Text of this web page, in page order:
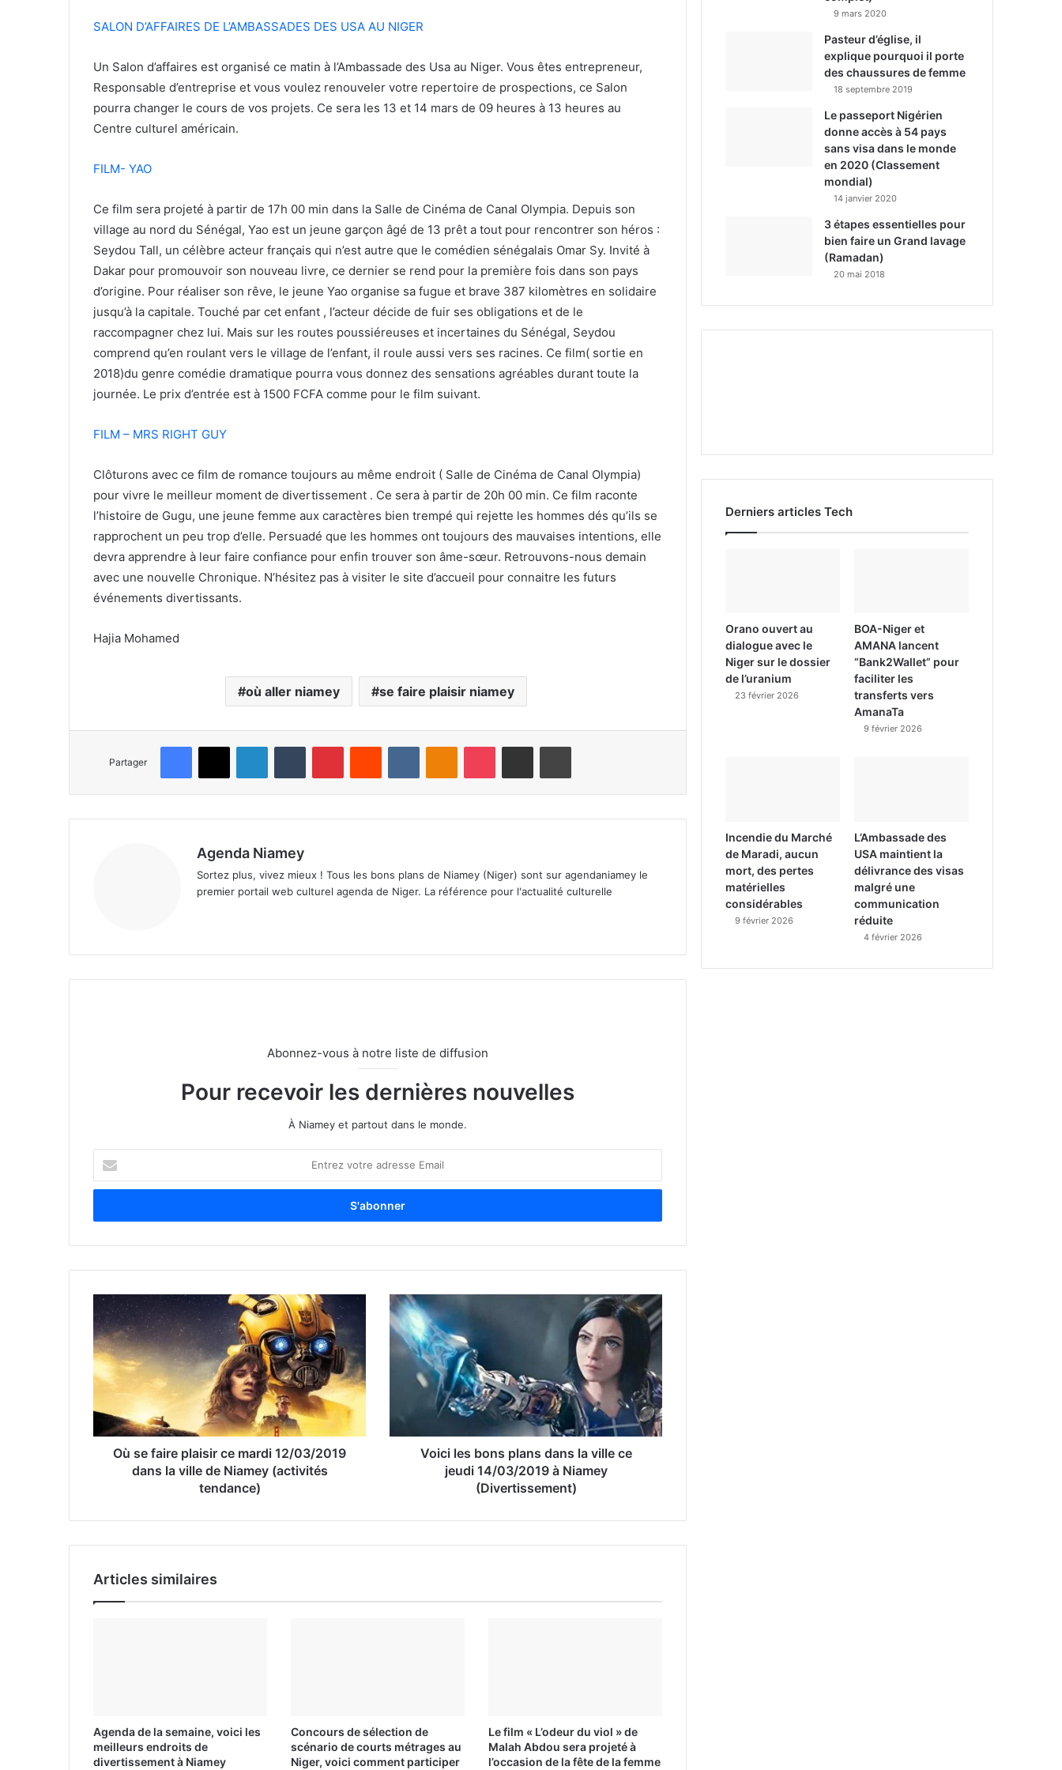
SALON D’AFFAIRES DE L’AMBASSADES DES USA AU NIGER
Un Salon d’affaires est organisé ce matin à l’Ambassade des Usa au Niger. Vous êtes entrepreneur,
Responsable d’entreprise et vous voulez renouveler votre repertoire de prospections, ce Salon
pourra changer le cours de vos projets. Ce sera les 13 et 14 mars de 09 heures à 13 heures au
Centre culturel américain.
FILM- YAO
Ce film sera projeté à partir de 17h 00 min dans la Salle de Cinéma de Canal Olympia. Depuis son
village au nord du Sénégal, Yao est un jeune garçon âgé de 13 prêt a tout pour rencontrer son héros :
Seydou Tall, un célèbre acteur français qui n’est autre que le comédien sénégalais Omar Sy. Invité à
Dakar pour promouvoir son nouveau livre, ce dernier se rend pour la première fois dans son pays
d’origine. Pour réaliser son rêve, le jeune Yao organise sa fugue et brave 387 kilomètres en solidaire
jusqu’à la capitale. Touché par cet enfant , l’acteur décide de fuir ses obligations et de le
raccompagner chez lui. Mais sur les routes poussiéreuses et incertaines du Sénégal, Seydou
comprend qu’en roulant vers le village de l’enfant, il roule aussi vers ses racines. Ce film( sortie en
2018)du genre comédie dramatique pourra vous donnez des sensations agréables durant toute la
journée. Le prix d’entrée est à 1500 FCFA comme pour le film suivant.
FILM – MRS RIGHT GUY
Clôturons avec ce film de romance toujours au même endroit ( Salle de Cinéma de Canal Olympia)
pour vivre le meilleur moment de divertissement . Ce sera à partir de 20h 00 min. Ce film raconte
l’histoire de Gugu, une jeune femme aux caractères bien trempé qui rejette les hommes dés qu’ils se
rapprochent un peu trop d’elle. Persuadé que les hommes ont toujours des mauvaises intentions, elle
devra apprendre à leur faire confiance pour enfin trouver son âme-sœur. Retrouvons-nous demain
avec une nouvelle Chronique. N’hésitez pas à visiter le site d’accueil pour connaitre les futurs
événements divertissants.
Hajia Mohamed
où aller niamey se faire plaisir niamey
Partager
Agenda Niamey
Sortez plus, vivez mieux ! Tous les bons plans de Niamey (Niger) sont sur agendaniamey le
premier portail web culturel agenda de Niger. La référence pour l'actualité culturelle
Abonnez-vous à notre liste de diffusion
Pour recevoir les dernières nouvelles
À Niamey et partout dans le monde.
t
e
o
e
a
d
r
e
l
Où se faire plaisir ce mardi 12/03/2019
dans la ville de Niamey (activités
tendance)
Voici les bons plans dans la ville ce
jeudi 14/03/2019 à Niamey
(Divertissement)
Articles similaires
Agenda de la semaine, voici les
meilleurs endroits de
divertissement à Niamey
Concours de sélection de
scénario de courts métrages au
Niger, voici comment participer
Le film « L’odeur du viol » de
Malah Abdou sera projeté à
l’occasion de la fête de la femme
9 mars 2020
Pasteur d’église, il
explique pourquoi il porte
des chaussures de femme
18 septembre 2019
Le passeport Nigérien
donne accès à 54 pays
sans visa dans le monde
en 2020 (Classement
mondial)
14 janvier 2020
3 étapes essentielles pour
bien faire un Grand lavage
(Ramadan)
20 mai 2018
Derniers articles Tech
Orano ouvert au
dialogue avec le
Niger sur le dossier
de l’uranium
23 février 2026
BOA-Niger et
AMANA lancent
“Bank2Wallet” pour
faciliter les
transferts vers
AmanaTa
9 février 2026
Incendie du Marché
de Maradi, aucun
mort, des pertes
matérielles
considérables
9 février 2026
L’Ambassade des
USA maintient la
délivrance des visas
malgré une
communication
réduite
4 février 2026